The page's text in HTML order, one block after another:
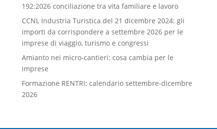
192:2026 conciliazione tra vita familiare e lavoro
CCNL Industria Turistica del 21 dicembre 2024: gli
importi da corrispondere a settembre 2026 per le
imprese di viaggio, turismo e congressi
Amianto nei micro-cantieri: cosa cambia per le
imprese
Formazione RENTRI: calendario settembre-dicembre
2026